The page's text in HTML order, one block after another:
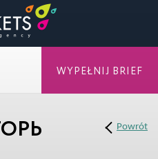
Powrót
WYPEŁNIJ BRIEF